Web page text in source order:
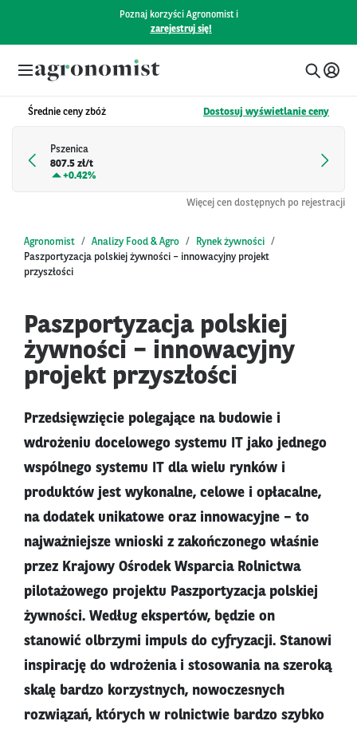
Poznaj korzyści Agronomist i
zarejestruj się!
Średnie ceny zbóż Dostosuj wyświetlanie ceny
Pszenica
807.5 zł/t
+0.42%
Więcej cen dostępnych po rejestracji
Agronomist Analizy Food & Agro
Rynek żywności
Paszportyzacja polskiej żywności – innowacyjny projekt
przyszłości
Paszportyzacja polskiej
żywności – innowacyjny
projekt przyszłości
Przedsięwzięcie polegające na budowie i
wdrożeniu docelowego systemu IT jako jednego
wspólnego systemu IT dla wielu rynków i
produktów jest wykonalne, celowe i opłacalne,
na dodatek unikatowe oraz innowacyjne – to
najważniejsze wnioski z zakończonego właśnie
przez Krajowy Ośrodek Wsparcia Rolnictwa
pilotażowego projektu Paszportyzacja polskiej
żywności. Według ekspertów, będzie on
stanowić olbrzymi impuls do cyfryzacji. Stanowi
inspirację do wdrożenia i stosowania na szeroką
skalę bardzo korzystnych, nowoczesnych
rozwiązań, których w rolnictwie bardzo szybko